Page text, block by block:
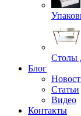
Cтолы
Блог
Статьи
Видео
Контакты